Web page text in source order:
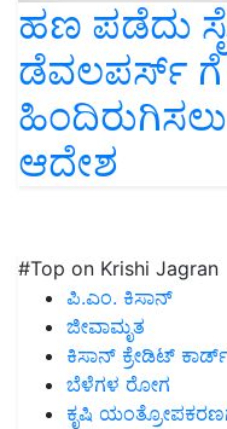
ಹಣ ಪಡೆದು
ಡೆವಲಪರ್ಸ್ ಗೆ
ಆದೇಶ
#Top on Krishi Jagran
ಪಿ.ಎಂ. ಕಿಸಾನ್
ಜೀವಾಮೃತ
ಕಿಸಾನ್ ಕ್ರೇಡಿಟ್ ಕಾರ್ಡ್
ಬೆಳೆಗಳ ರೋಗ
ಕೃಷಿ